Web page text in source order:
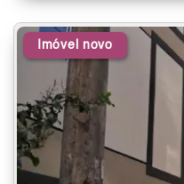
Imóvel novo